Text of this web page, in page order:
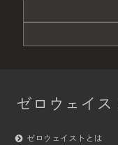
ゼロウェイス
ゼロウェイストとは